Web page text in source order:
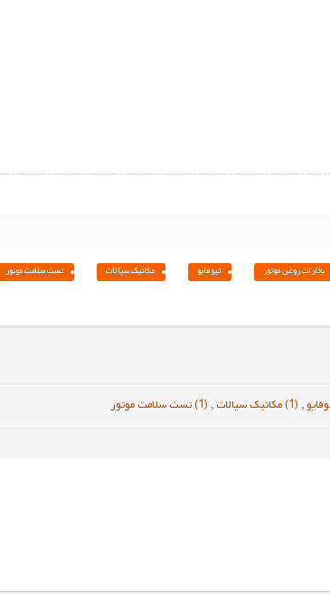
بخارات روغن موتور تیوفایو مکانیک سیالات تست سلامت موتور
, (1) مکانیک سیالات , (1) تست سلامت موتور